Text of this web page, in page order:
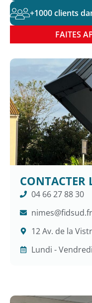
+1000 clients
FAITES
CONTACTER
04 66 27 88 30
nimes@fidsud.fr
12 Av. de la
Lundi - Vendredi